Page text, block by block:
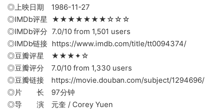
◎上映日期 1986-11-27
◎IMDb评星 ★★★★★★★☆☆☆
◎IMDb评分 7.0/10 from 1,501 users
◎IMDb链接 https://www.imdb.com/title/tt0094374/
◎豆瓣评星 ★★★✦☆
◎豆瓣评分 7.0/10 from 1,330 users
◎豆瓣链接 https://movie.douban.com/subject/1294696/
◎片 长 97分钟
◎导 演 元奎 / Corey Yuen